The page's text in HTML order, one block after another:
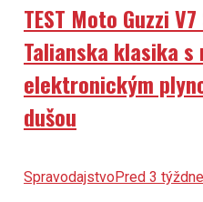
TEST Moto Guzzi
Talianska klasika s
elektronickým
dušou
SpravodajstvoPred 3 týždne